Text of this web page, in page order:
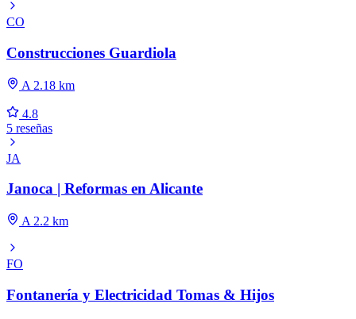
CO
Construcciones Guardiola
A 2.18 km
4.8
5 reseñas
JA
Janoca | Reformas en Alicante
A 2.2 km
FO
Fontanería y Electricidad Tomas & Hijos